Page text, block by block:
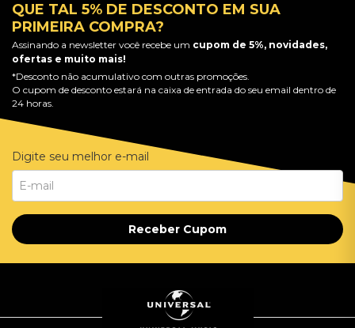
QUE TAL 5% DE DESCONTO EM SUA
PRIMEIRA COMPRA?
Assinando a newsletter você recebe um cupom de 5%, novidades,
ofertas e muito mais!
*Desconto não acumulativo com outras promoções.
O cupom de desconto estará na caixa de entrada do seu email dentro de
24 horas.
Digite seu melhor e-mail
Receber Cupom